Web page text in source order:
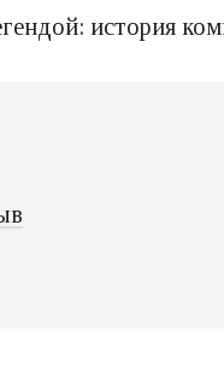
история